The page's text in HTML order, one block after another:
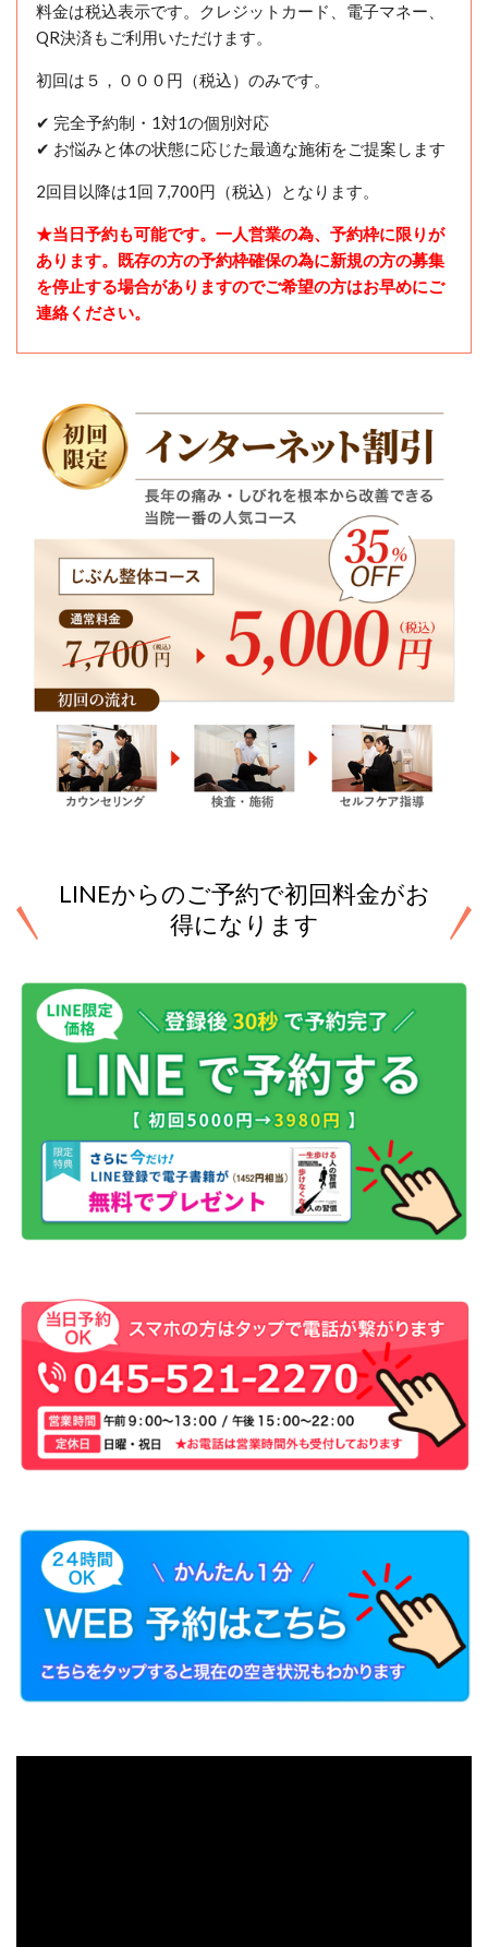
料金は税込表示です。クレジットカード、電子マネー、
QR決済もご利用いただけます。
初回は５，０００円（税込）のみです。
✔ 完全予約制・1対1の個別対応
✔ お悩みと体の状態に応じた最適な施術をご提案します
2回目以降は1回 7,700円（税込）となります。
★当日予約も可能です。一人営業の為、予約枠に限りが
あります。既存の方の予約枠確保の為に新規の方の募集
を停止する場合がありますのでご希望の方はお早めにご
連絡ください。
LINEからのご予約で初回料金がお
得になります